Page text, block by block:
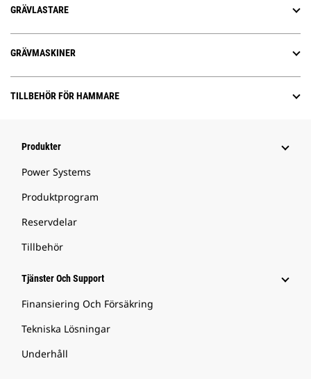
GRÄVLASTARE
GRÄVMASKINER
TILLBEHÖR FÖR HAMMARE
Produkter
Power Systems
Produktprogram
Reservdelar
Tillbehör
Tjänster Och Support
Finansiering Och Försäkring
Tekniska Lösningar
Underhåll